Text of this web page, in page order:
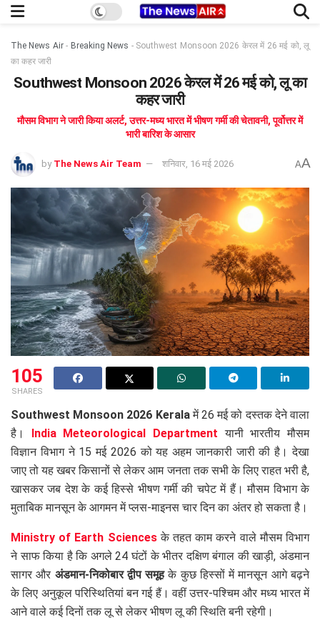
The News Air- Breaking News - Southwest Monsoon 2026 केरल में 26 मई को, लू
का कहर जारी
Southwest Monsoon 2026 केरल में 26 मई को, लू का
कहर जारी
मौसम विभाग ने जारी किया अलर्ट, उत्तर-मध्य भारत में भीषण गर्मी की चेतावनी, पूर्वोत्तर में
भारी बारिश के आसार
by The News Air Team शनिवार, 16 मई 2026 AA
105
SHARES
Southwest Monsoon 2026 Keralaमें 26 मई को दस्तक देने वाला
है। India Meteorological Department यानी भारतीय मौसम
विज्ञान विभाग ने 15 मई 2026 को यह अहम जानकारी जारी की है। देखा
जाए तो यह खबर किसानों से लेकर आम जनता तक सभी के लिए राहत भरी है,
खासकर जब देश के कई हिस्से भीषण गर्मी की चपेट में हैं। मौसम विभाग के
मुताबिक मानसून के आगमन में प्लस-माइनस चार दिन का अंतर हो सकता है।
Ministry of Earth Sciencesके तहत काम करने वाले मौसम विभाग
ने साफ किया है कि अगले 24 घंटों के भीतर दक्षिण बंगाल की खाड़ी, अंडमान
सागर और अंडमान-निकोबार द्वीप समूहके कुछ हिस्सों में मानसून आगे बढ़ने
के लिए अनुकूल परिस्थितियां बन गई हैं। वहीं उत्तर-पश्चिम और मध्य भारत में
आने वाले कई दिनों तक लू से लेकर भीषण लू की स्थिति बनी रहेगी।